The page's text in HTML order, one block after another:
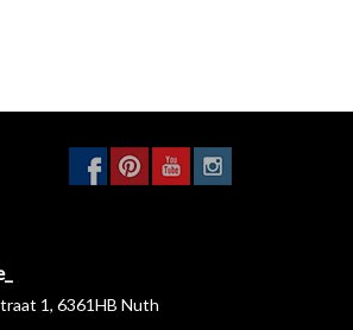
1, 6361HB Nuth